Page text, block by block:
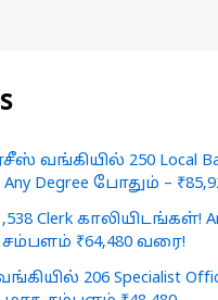
வங்கியில் 250 Local
Degree போதும் –
Clerk காலியிடங்கள்!
₹64,480 வரை!
206 Specialist